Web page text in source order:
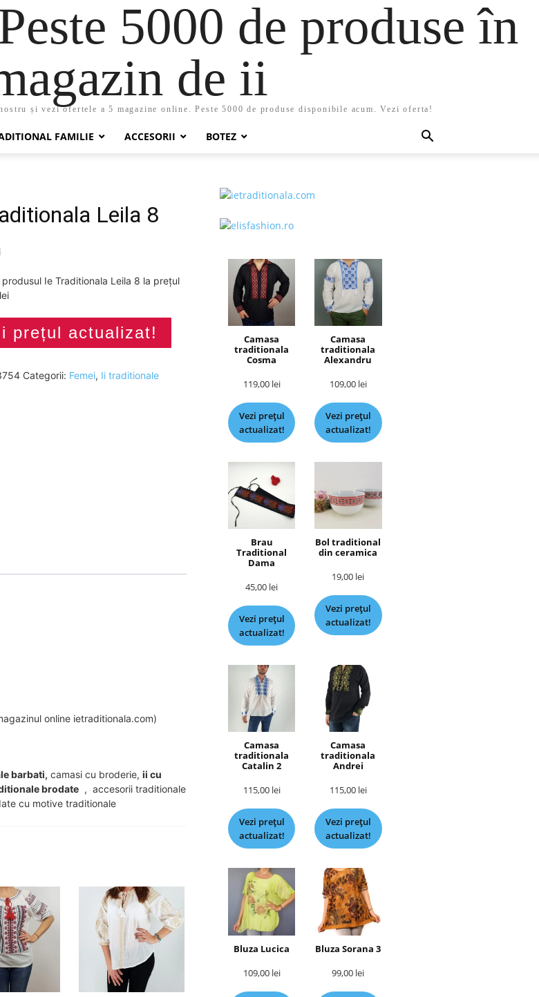
5000 de produse în
de ii
și vezi ofertele a 5 magazine online. Peste 5000 de produse disponibile acum. Vezi oferta!
FAMILIE ACCESORII BOTEZ
Leila 8
produsul Ie Traditionala Leila 8 la prețul
prețul actualizat!
Categorii: Femei, Ii traditionale
online ietraditionala.com)
barbati, camasi cu broderie, ii cu
brodate , accesorii traditionale
cu motive traditionale
Camasa
traditionala
Cosma
119,00 lei
Vezi prețul
actualizat!
Camasa
traditionala
Alexandru
109,00 lei
Vezi prețul
actualizat!
Brau
Traditional
Dama
45,00 lei
Vezi prețul
actualizat!
Bol traditional
din ceramica
19,00 lei
Vezi prețul
actualizat!
Camasa
traditionala
Catalin 2
115,00 lei
Vezi prețul
actualizat!
Camasa
traditionala
Andrei
115,00 lei
Vezi prețul
actualizat!
Bluza Lucica
109,00 lei
Bluza Sorana 3
99,00 lei